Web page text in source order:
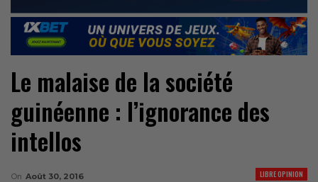
Le malaise de la société
guinéenne : l’ignorance des
intellos
LIBRE OPINION
On Août 30, 2016